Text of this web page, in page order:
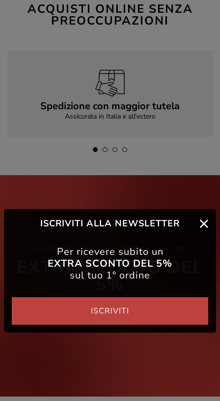
ACQUISTI ONLINE SENZA
PREOCCUPAZIONI
Spedizione con maggior tutela
Assicurata in Italia e all'estero
Iscriviti alla newsletter per un
EXTRA SCONTO DEL
5%
ISCRIVITI ALLA NEWSLETTER
Per ricevere subito un
EXTRA SCONTO DEL 5%
sul tuo 1° ordine
ISCRIVITI